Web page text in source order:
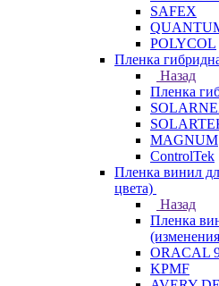
SAFEX
POLYCOL
Пленка
Назад
Пленка
MAGNUM
ControlTek
Пленка винил
цвета)
Назад
Пленка
ORACAL
KPMF